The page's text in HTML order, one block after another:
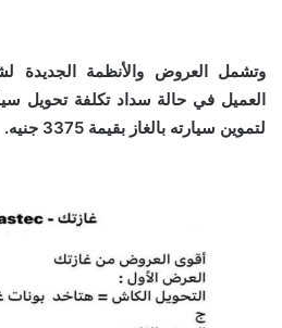
وتشمل العروض والأنظمة الجديدة
العميل في حالة سداد تكلفة تحويل
لتموين سيارته بالغاز بقيمة 3375 جنيه.